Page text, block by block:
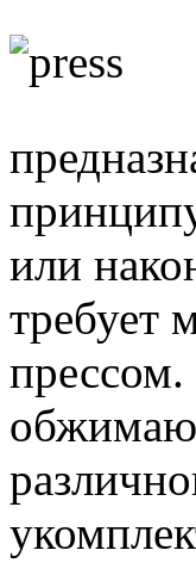
или
требует
прессом.